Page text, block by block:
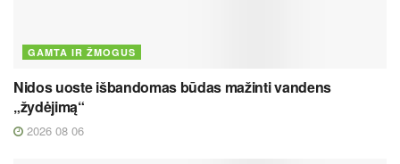
GAMTA IR ŽMOGUS
Nidos uoste išbandomas būdas mažinti vandens
„žydėjimą“
2026 08 06